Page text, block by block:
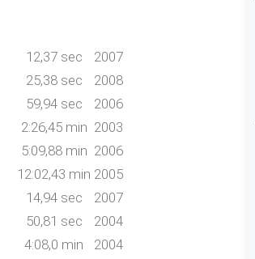
12,37 sec
2007
25,38 sec
2008
59,94 sec
2006
2:26,45 min 2003
5:09,88 min 2006
12:02,43 min 2005
14,94 sec
2007
50,81 sec
2004
4:08,0 min
2004